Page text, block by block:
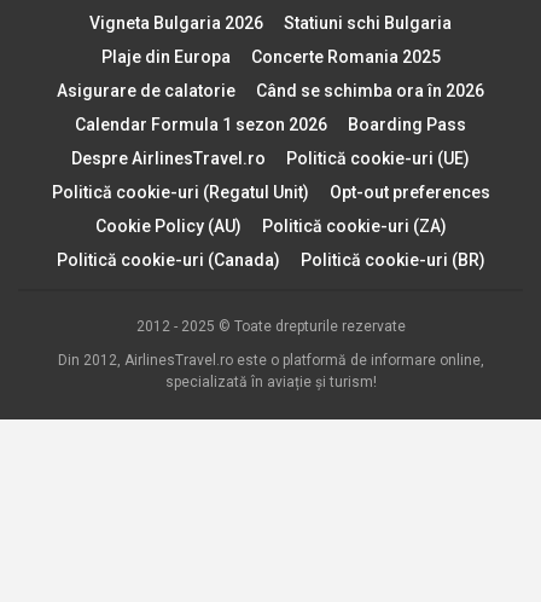
Vigneta Bulgaria 2026
Statiuni schi Bulgaria
Plaje din Europa
Concerte Romania 2025
Asigurare de calatorie
Când se schimba ora în 2026
Calendar Formula 1 sezon 2026
Boarding Pass
Despre AirlinesTravel.ro
Politică cookie-uri (UE)
Politică cookie-uri (Regatul Unit)
Opt-out preferences
Cookie Policy (AU)
Politică cookie-uri (ZA)
Politică cookie-uri (Canada)
Politică cookie-uri (BR)
2012 - 2025 © Toate drepturile rezervate
Din 2012, AirlinesTravel.ro este o platformă de informare online,
specializată în aviație și turism!